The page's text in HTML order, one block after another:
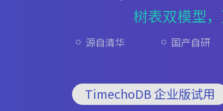
树表双模型
源自清华 国产自研
TimechoDB 企业版试用